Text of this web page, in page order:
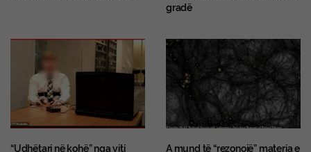
gradë
“Udhëtari në kohë” nga viti
A mund të “rezonojë” materia e